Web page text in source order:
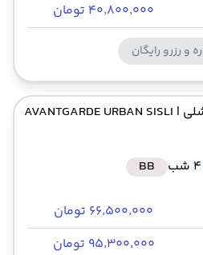
۴۰٬۸۰۰٬۰۰۰ تومان
و رزرو رایگان
| AVANTGARDE URBAN SISLI
4 شب BB
۶۶٬۵۰۰٬۰۰۰ تومان
۹۵٬۳۰۰٬۰۰۰ تومان